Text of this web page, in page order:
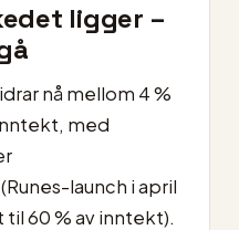
ligger –
nå mellom 4 %
med
launch i april
60 % av inntekt).